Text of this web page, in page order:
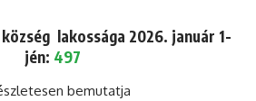
lakossága 2026. január 1-
jén: 497
bemutatja